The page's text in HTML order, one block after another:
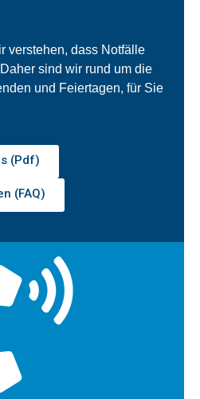
verstehen, dass Notfälle
sind wir rund um die
und Feiertagen, für Sie
(Pdf)
(FAQ)